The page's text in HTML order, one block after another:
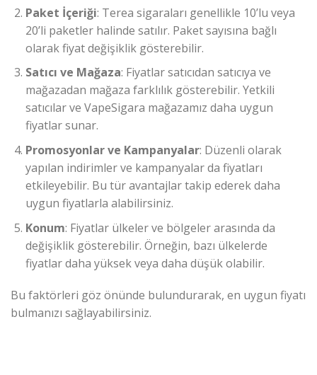
Paket İçeriği: Terea sigaraları genellikle 10’lu veya
20’li paketler halinde satılır. Paket sayısına bağlı
olarak fiyat değişiklik gösterebilir.
Satıcı ve Mağaza: Fiyatlar satıcıdan satıcıya ve
mağazadan mağaza farklılık gösterebilir. Yetkili
satıcılar ve VapeSigara mağazamız daha uygun
fiyatlar sunar.
Promosyonlar ve Kampanyalar: Düzenli olarak
yapılan indirimler ve kampanyalar da fiyatları
etkileyebilir. Bu tür avantajlar takip ederek daha
uygun fiyatlarla alabilirsiniz.
Konum: Fiyatlar ülkeler ve bölgeler arasında da
değişiklik gösterebilir. Örneğin, bazı ülkelerde
fiyatlar daha yüksek veya daha düşük olabilir.
Bu faktörleri göz önünde bulundurarak, en uygun fiyatı
bulmanızı sağlayabilirsiniz.